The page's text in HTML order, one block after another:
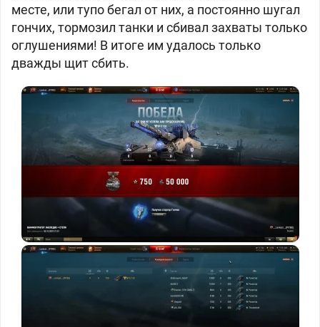
месте, или тупо бегал от них, а постоянно шугал
гончих, тормозил танки и сбивал захваты только
оглушениями! В итоге им удалось только
дважды щит сбить.